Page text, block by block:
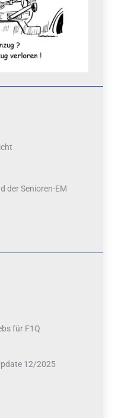
der Senioren-EM
für F1Q
12/2025